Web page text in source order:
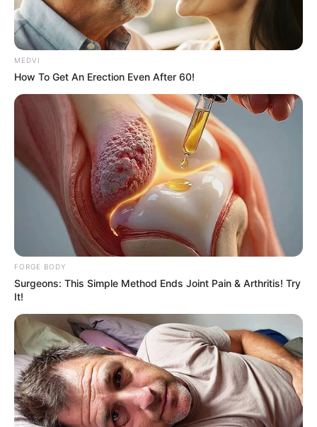
’90s TV Icons Who Faded Out Of Hollywood
BRAINBERRIES
Unveiling Hypocrisy: 15 Taboos The Bible
Condemns!
BRAINBERRIES
MEDVI
How To Get An Erection Even After 60!
FORGE BODY
Surgeons: This Simple Method Ends Joint Pain & Arthritis! Try
It!